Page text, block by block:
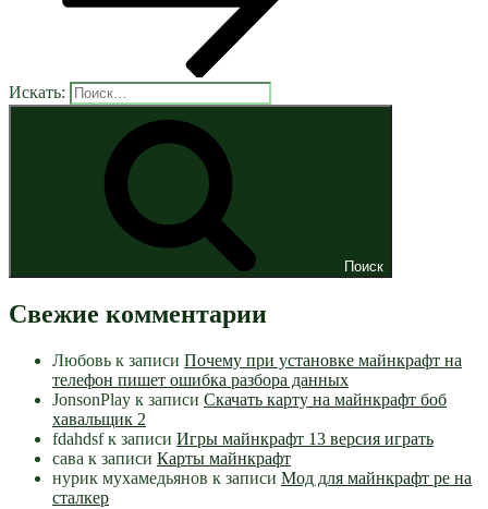
Искать:
Поиск
Свежие комментарии
Любовь к записи Почему при установке майнкрафт на
телефон пишет ошибка разбора данных
JonsonPlay к записи Скачать карту на майнкрафт боб
хавальщик 2
fdahdsfк записи Игры майнкрафт 13 версия играть
сава к записи Карты майнкрафт
нурик мухамедьянов к записи Мод для майнкрафт pe на
сталкер